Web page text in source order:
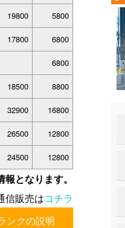
19800 5800
17800 6800
6800
18500 8800
32900 16800
26500 12800
24500 12800
となります。
信販売はコチラ
ンクの説明